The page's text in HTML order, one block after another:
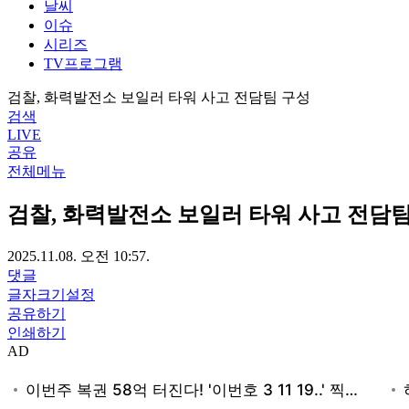
날씨
이슈
시리즈
TV프로그램
검찰, 화력발전소 보일러 타워 사고 전담팀 구성
검색
LIVE
공유
전체메뉴
검찰, 화력발전소 보일러 타워 사고 전담
2025.11.08. 오전 10:57.
댓글
글자크기설정
공유하기
인쇄하기
AD